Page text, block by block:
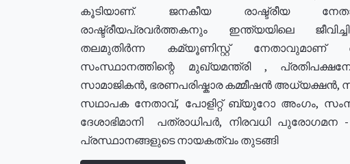
കൂടിയാണ്. ജനകീയ രാഷ്ട്രീയ
രാഷ്ട്രീയപ്രവർത്തകനും ഇന്ത്യയിലെ
തലമുതിർന്ന കമ്യൂണിസ്റ്റ് നേതാവുമാണ്
സംസ്ഥാനത്തിന്റെ മുഖ്യമന്ത്രി ,
സാമാജികൻ, ഭരണപരിഷ്കാര കമ്മീഷൻ അധ്യക്ഷൻ,
സഥാപക നേതാവ്, പോളിറ്റ് ബ്യുറോ അംഗം,
ദേശാഭിമാനി പത്രാധിപർ, നിരവധി
പ്രസ്ഥാനങ്ങളുടെ നായകത്വം തുടങ്ങി